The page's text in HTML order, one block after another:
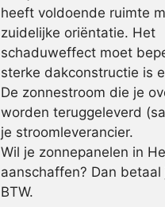
heeft voldoende ruimte
zuidelijke oriëntatie. Het
schaduweffect moet
sterke dakconstructie is
De zonnestroom die je
worden teruggeleverd
je stroomleverancier.
Wil je zonnepanelen in
aanschaffen? Dan
BTW.